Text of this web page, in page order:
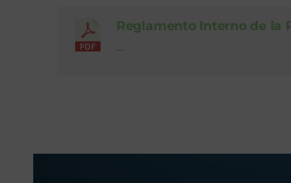
Reglamento Interno de la
...